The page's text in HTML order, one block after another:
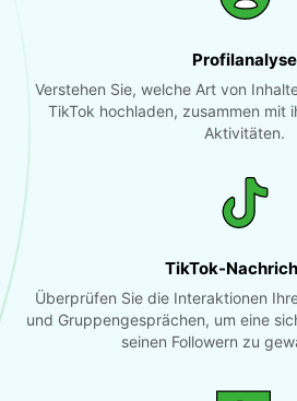
Profilanalyse
Verstehen Sie, welche Art von
TikTok hochladen, zusammen mit
Aktivitäten.
TikTok-
Überprüfen Sie die Interaktionen
und Gruppengesprächen, um eine
seinen Followern zu